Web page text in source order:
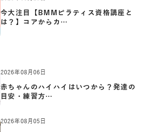
今大注目【BMMピラティス資格講座と
は？】コアからカ…
2026年08月06日
赤ちゃんのハイハイはいつから？発達の
目安・練習方…
2026年08月05日